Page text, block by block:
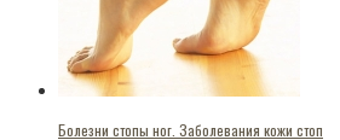
Болезни стопы ног. Заболевания кожи стоп